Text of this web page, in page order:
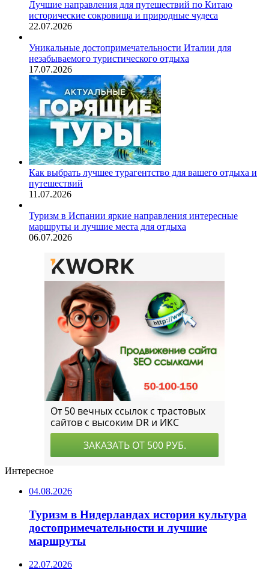
Лучшие направления для путешествий по Китаю
исторические сокровища и природные чудеса
22.07.2026
Уникальные достопримечательности Италии для
незабываемого туристического отдыха
17.07.2026
Как выбрать лучшее турагентство для вашего отдыха и
путешествий
11.07.2026
Туризм в Испании яркие направления интересные
маршруты и лучшие места для отдыха
06.07.2026
Интересное
04.08.2026
Туризм в Нидерландах история культура
достопримечательности и лучшие
маршруты
22.07.2026